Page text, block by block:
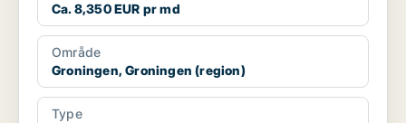
Ca. 8,350 EUR pr md
Område
Groningen, Groningen (region)
Type